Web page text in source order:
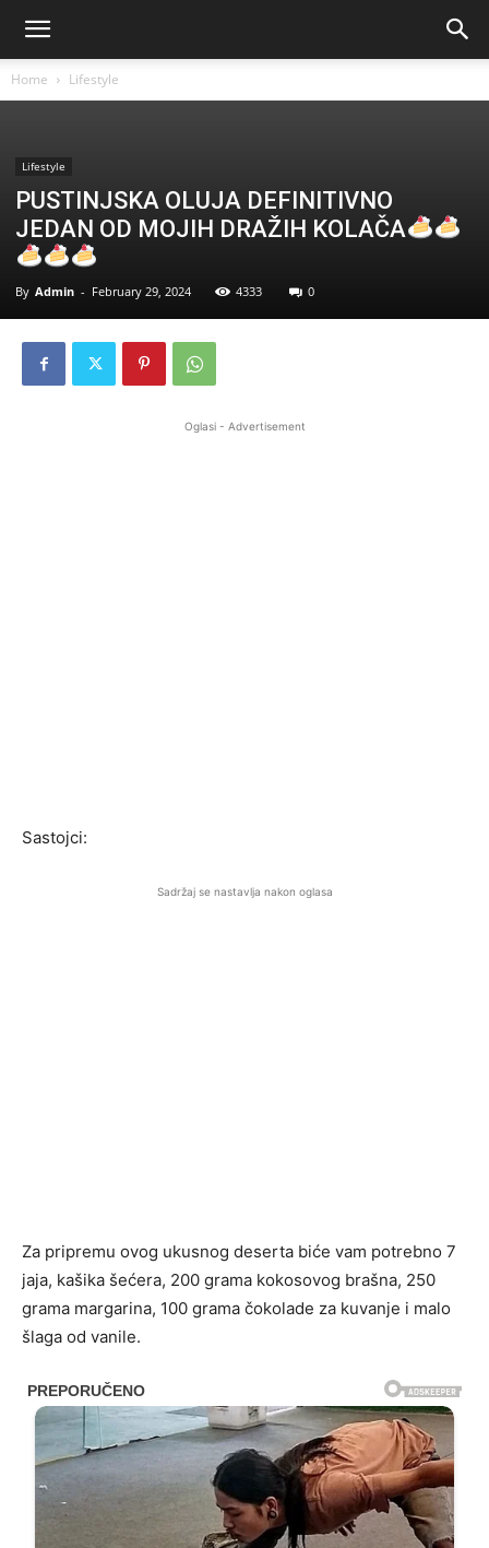
Home Lifestyle
Lifestyle
PUSTINJSKA OLUJA DEFINITIVNO
JEDAN OD MOJIH DRAŽIH KOLAČA
By Admin - February 29, 2024 4333 0
Oglasi - Advertisement
Sastojci:
Sadržaj se nastavlja nakon oglasa
Za pripremu ovog ukusnog deserta biće vam potrebno 7
jaja, kašika šećera, 200 grama kokosovog brašna, 250
grama margarina, 100 grama čokolade za kuvanje i malo
šlaga od vanile.